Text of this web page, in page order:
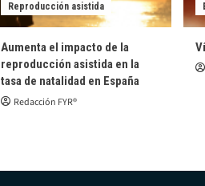
Reproducción asistida
Aumenta el impacto de la
reproducción asistida en la
tasa de natalidad en España
Redacción FYR®